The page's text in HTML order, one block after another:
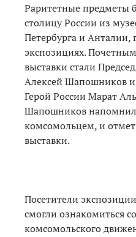
Раритетные предметы
столицу России из
Петербурга и Анталии,
экспозициях.
выставки стали
Алексей Шапошников
Герой России Марат
Шапошников
комсомольцем, и
выставки.
Посетители
смогли ознакомиться
комсомольского